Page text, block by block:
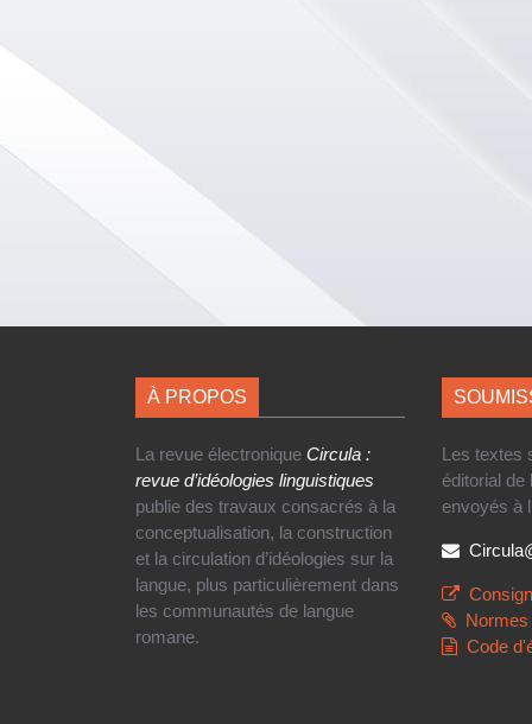
À PROPOS
La revue électronique Circula :
revue d’idéologies linguistiques
publie des travaux consacrés à la
conceptualisation, la construction
et la circulation d’idéologies sur la
langue, plus particulièrement dans
les communautés de langue
romane.
Les textes
éditorial de
envoyés à
Code